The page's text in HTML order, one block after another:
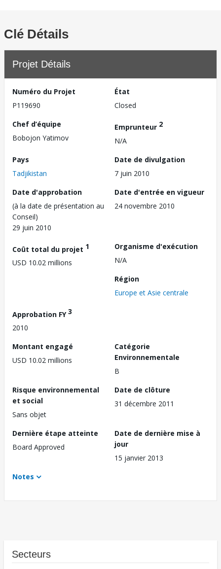
Clé Détails
Projet Détails
Numéro du Projet
P119690
État
Closed
Chef d’équipe
Bobojon Yatimov
Emprunteur 2
N/A
Pays
Tadjikistan
Date de divulgation
7 juin 2010
Date d'approbation
(à la date de présentation au
Conseil)
29 juin 2010
Date d'entrée en vigueur
24 novembre 2010
Coût total du projet 1
USD 10.02 millions
Organisme d'exécution
N/A
Région
Europe et Asie centrale
Approbation FY3
2010
Montant engagé
USD 10.02 millions
Catégorie
Environnementale
B
Risque environnemental
et social
Sans objet
Date de clôture
31 décembre 2011
Dernière étape atteinte
Board Approved
Date de dernière mise à
jour
15 janvier 2013
Notes
Secteurs